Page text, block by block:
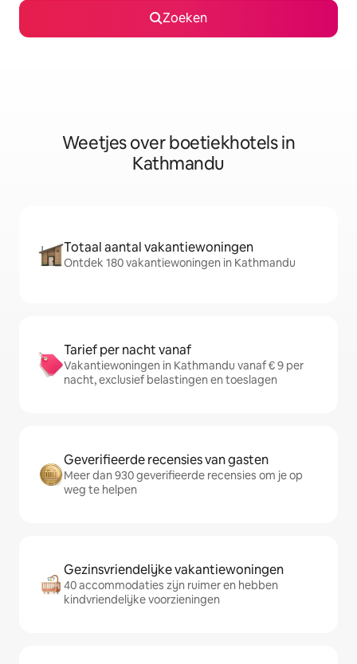
Zoeken
Weetjes over boetiekhotels in
Kathmandu
Totaal aantal vakantiewoningen
Ontdek 180 vakantiewoningen in Kathmandu
Tarief per nacht vanaf
Vakantiewoningen in Kathmandu vanaf € 9 per
nacht, exclusief belastingen en toeslagen
Geverifieerde recensies van gasten
Meer dan 930 geverifieerde recensies om je op
weg te helpen
Gezinsvriendelijke vakantiewoningen
40 accommodaties zijn ruimer en hebben
kindvriendelijke voorzieningen